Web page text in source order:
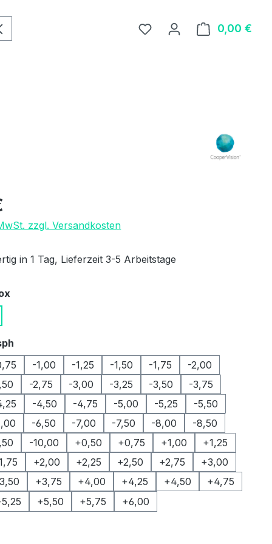
0,00 €
zzgl. Versandkosten
in 1 Tag, Lieferzeit 3-5 Arbeitstage
-1,00 -1,25 -1,50 -1,75
-2,00
-2,75 -3,00 -3,25 -3,50
-3,75
-4,50 -4,75 -5,00 -5,25
-5,50
-6,50 -7,00 -7,50 -8,00
-8,50
-10,00 +0,50 +0,75 +1,00
+1,25
+2,00 +2,25 +2,50 +2,75
+3,00
+3,75 +4,00 +4,25 +4,50
+4,75
+5,50 +5,75 +6,00